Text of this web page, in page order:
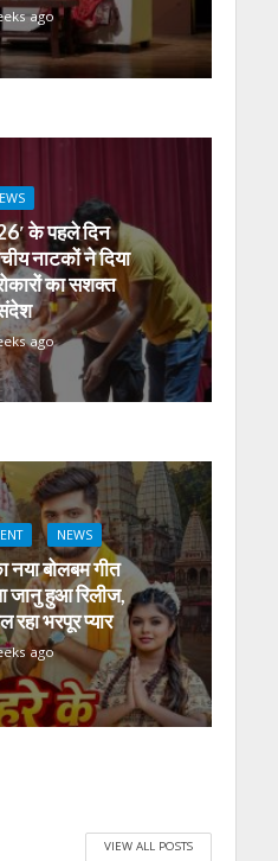
ago
के पहले दिन
नाटकों ने दिया
का सशक्त
ago
NEWS
नया बोलबम गीत
जानु हुआ रिलीज,
रहा भरपूर प्यार
ago
VIEW ALL POSTS